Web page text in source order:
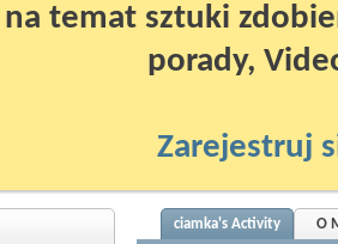
temat sztuki
porady,
Zarejestruj
ciamka's Activity O